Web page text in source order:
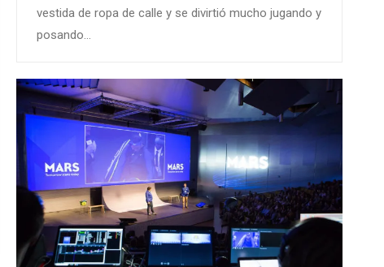
vestida de ropa de calle y se divirtió mucho jugando y
posando…